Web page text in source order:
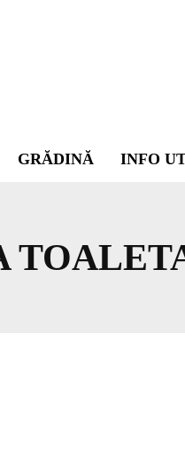
GRĂDINĂ INFO